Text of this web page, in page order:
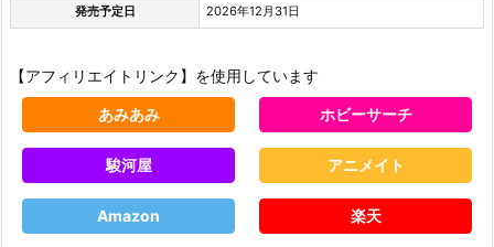
発売予定日 2026年12月31日
【アフィリエイトリンク】を使用しています
あみあみ ホビーサーチ
駿河屋 アニメイト
Amazon 楽天